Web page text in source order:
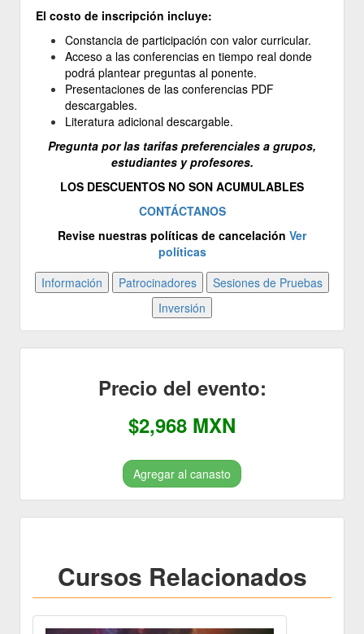
El costo de inscripción incluye:
Constancia de participación con valor curricular.
Acceso a las conferencias en tiempo real donde
podrá plantear preguntas al ponente.
Presentaciones de las conferencias PDF
descargables.
Literatura adicional descargable.
Pregunta por las tarifas preferenciales a grupos,
estudiantes y profesores.
LOS DESCUENTOS NO SON ACUMULABLES
CONTÁCTANOS
Revise nuestras políticas de cancelación Ver
políticas
Precio del evento:
$2,968 MXN
Agregar al canasto
Cursos Relacionados